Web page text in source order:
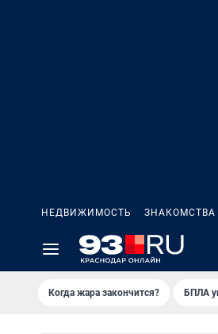
НЕДВИЖИМОСТЬ ЗНАКОМСТВА
Когда жара закончится? БПЛА